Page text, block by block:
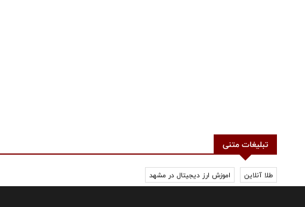
تبلیغات متنی
طلا آنلاین اموزش ارز دیجیتال در مشهد